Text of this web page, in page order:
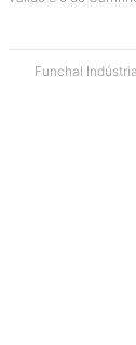
Funchal